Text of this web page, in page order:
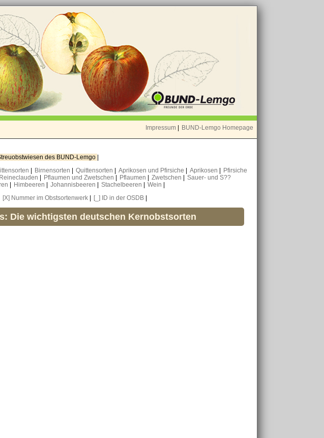
Impressum BUND-Lemgo Homepage
des BUND-Lemgo
Birnensorten Quittensorten Aprikosen und Pfirsiche Aprikosen
Pfirsiche
Reineclauden Pflaumen und Zwetschen Pflaumen Zwetschen
Sauer- und S??
Himbeeren Johannisbeeren Stachelbeeren Wein
[X] Nummer im Obstsortenwerk [_] ID in der OSDB
Die wichtigsten deutschen Kernobstsorten